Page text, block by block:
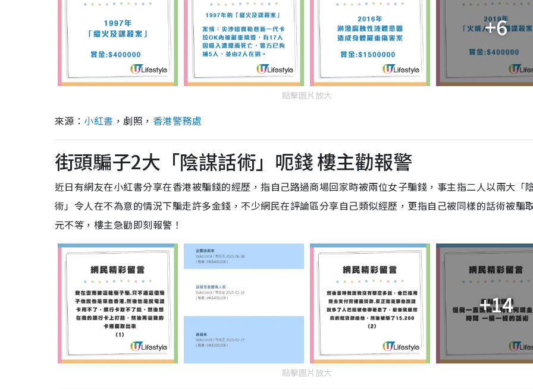
+6
點擊圖片放大
來源： 小紅書 ，劇照， 香港警務處
街頭騙子2大「陰謀話術」呃錢 樓主勸報警
近日有網友在小紅書分享在香港被騙錢的經歷，指自己路過商場回家時被兩位女子騙錢，事主指二人以兩大「
術」令人在不為意的情況下騙走許多金錢，不少網民在評論區分享自己類似經歷，更指自己被同樣的話術被騙
元不等，樓主急勸即刻報警！
+14
點擊圖片放大